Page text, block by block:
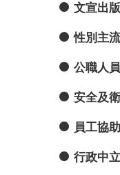
文宣出
性別主
公職人
安全及
員工協
行政中